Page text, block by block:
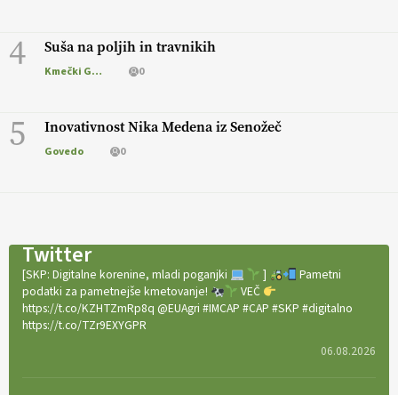
4 Suša na poljih in travnikih
Kmečki Glas 0
5 Inovativnost Nika Medena iz Senožeč
Govedo 0
Twitter
[SKP: Digitalne korenine, mladi poganjki ]
Pametni
podatki za pametnejše kmetovanje!
VEČ
https://t.co/KZHTZmRp8q @EUAgri #IMCAP #CAP #SKP #digitalno
https://t.co/TZr9EXYGPR
06.08.2026